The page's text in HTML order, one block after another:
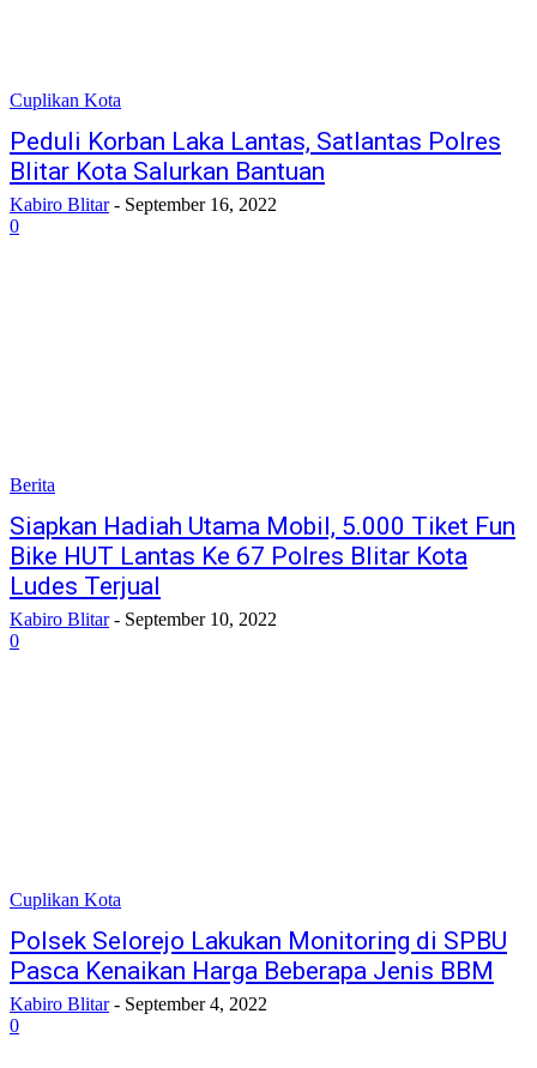
Cuplikan Kota
Peduli Korban Laka Lantas, Satlantas Polres
Blitar Kota Salurkan Bantuan
Kabiro Blitar - September 16, 2022
0
Berita
Siapkan Hadiah Utama Mobil, 5.000 Tiket Fun
Bike HUT Lantas Ke 67 Polres Blitar Kota
Ludes Terjual
Kabiro Blitar - September 10, 2022
0
Cuplikan Kota
Polsek Selorejo Lakukan Monitoring di SPBU
Pasca Kenaikan Harga Beberapa Jenis BBM
Kabiro Blitar - September 4, 2022
0